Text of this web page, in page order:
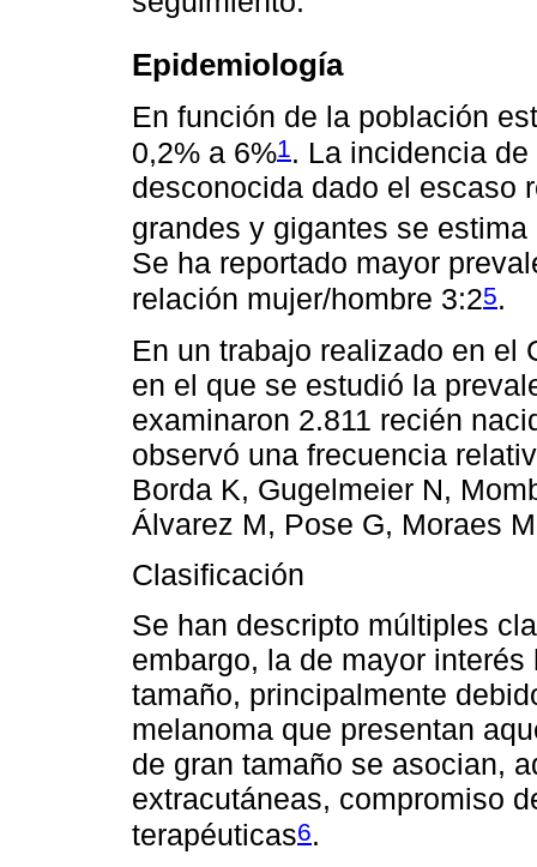
Epidemiología
En función de la población
0,2% a 6%1 . La incidencia
desconocida dado el escaso
grandes y gigantes se
Se ha reportado mayor
relación mujer/hombre 3:25.
En un trabajo realizado en el
en el que se estudió la
examinaron 2.811 recién
observó una frecuencia
Borda K, Gugelmeier N,
Álvarez M, Pose G, Moraes
Clasificación
Se han descripto múltiples
embargo, la de mayor
tamaño, principalmente
melanoma que presentan
de gran tamaño se asocian,
extracutáneas, compromiso
terapéuticas6.